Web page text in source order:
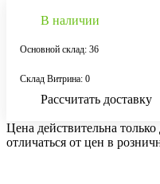
В наличии
Основной склад: 36
Склад Витрина: 0
Рассчитать доставку
Цена действительна
отличаться от цен в